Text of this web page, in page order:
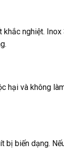
nghiệt.
hại và không
bị biến dạng.